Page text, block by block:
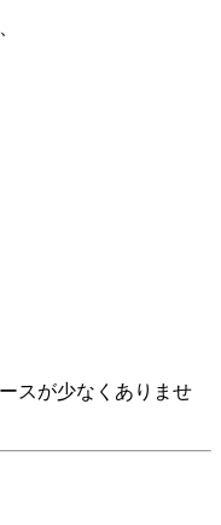
スが少なくありませ